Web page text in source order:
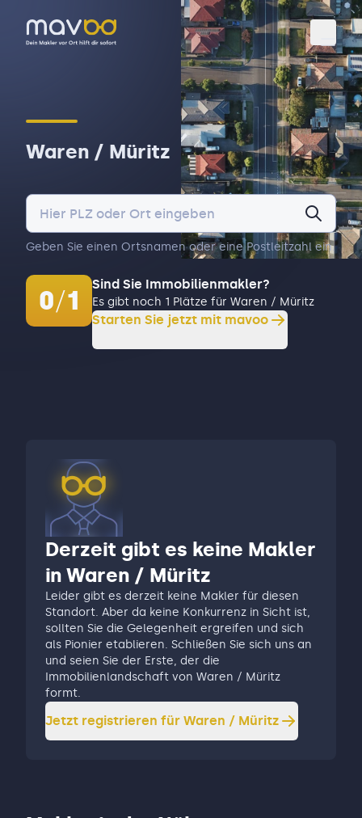
Waren / Müritz
Geben Sie einen Ortsnamen oder eine Postleitzahl ein.
0/1
Sind Sie Immobilienmakler?
Es gibt noch 1 Plätze für Waren / Müritz
Starten Sie jetzt mit mavoo
Derzeit gibt es keine Makler
in Waren / Müritz
Leider gibt es derzeit keine Makler für diesen
Standort. Aber da keine Konkurrenz in Sicht ist,
sollten Sie die Gelegenheit ergreifen und sich
als Pionier etablieren. Schließen Sie sich uns an
und seien Sie der Erste, der die
Immobilienlandschaft von Waren / Müritz
formt.
Jetzt registrieren für Waren / Müritz